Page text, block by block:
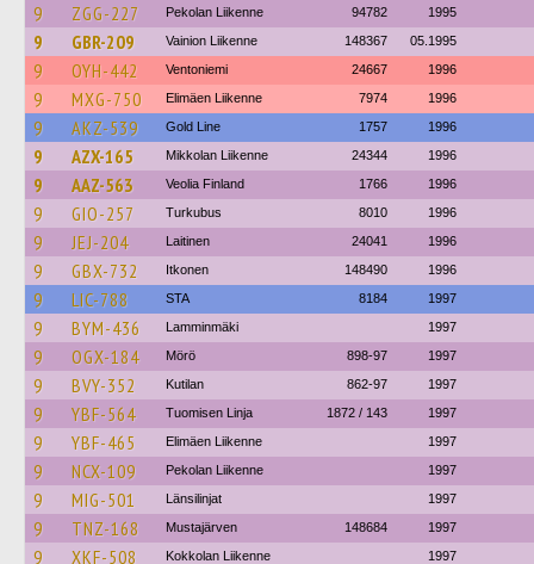
9 ZGG-227 Pekolan Liikenne 94782 1995
9 GBR-209 Vainion Liikenne 148367 05.1995
9 OYH-442 Ventoniemi 24667 1996
9 MXG-750 Elimäen Liikenne 7974 1996
9 AKZ-539 Gold Line 1757 1996
9 AZX-165 Mikkolan Liikenne 24344 1996
9 AAZ-563 Veolia Finland 1766 1996
9 GIO-257 Turkubus 8010 1996
9 JEJ-204 Laitinen 24041 1996
9 GBX-732 Itkonen 148490 1996
9 LIC-788 STA 8184 1997
9 BYM-436 Lamminmäki 1997
9 OGX-184 Mörö 898-97 1997
9 BVY-352 Kutilan 862-97 1997
9 YBF-564 Tuomisen Linja 1872 / 143 1997
9 YBF-465 Elimäen Liikenne 1997
9 NCX-109 Pekolan Liikenne 1997
9 MIG-501 Länsilinjat 1997
9 TNZ-168 Mustajärven 148684 1997
9 XKF-508 Kokkolan Liikenne 1997